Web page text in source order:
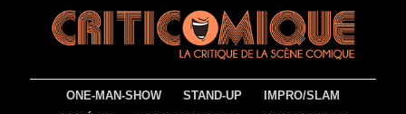
ONE-MAN-SHOW STAND-UP
IMPRO/SLAM